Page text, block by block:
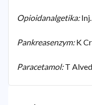
Opioidanalgetika:
Pankreasenzym:K
Paracetamol:T